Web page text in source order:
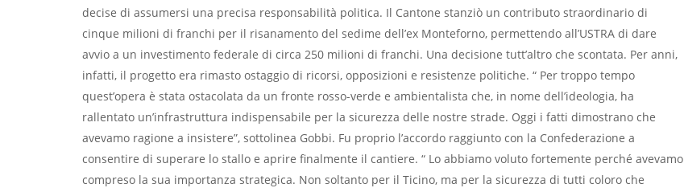
decise di assumersi una precisa responsabilità politica. Il Cantone stanziò un contributo straordinario di
cinque milioni di franchi per il risanamento del sedime dell’ex Monteforno, permettendo all’USTRA di dare
avvio a un investimento federale di circa 250 milioni di franchi. Una decisione tutt’altro che scontata. Per anni,
infatti, il progetto era rimasto ostaggio di ricorsi, opposizioni e resistenze politiche. “ Per troppo tempo
quest’opera è stata ostacolata da un fronte rosso-verde e ambientalista che, in nome dell’ideologia, ha
rallentato un’infrastruttura indispensabile per la sicurezza delle nostre strade. Oggi i fatti dimostrano che
avevamo ragione a insistere”, sottolinea Gobbi. Fu proprio l’accordo raggiunto con la Confederazione a
consentire di superare lo stallo e aprire finalmente il cantiere. “ Lo abbiamo voluto fortemente perché avevamo
compreso la sua importanza strategica. Non soltanto per il Ticino, ma per la sicurezza di tutti coloro che